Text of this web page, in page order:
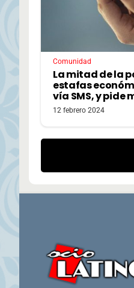
Comunidad
La mitad de la
estafas
vía SMS, y pide
12 febrero 2024